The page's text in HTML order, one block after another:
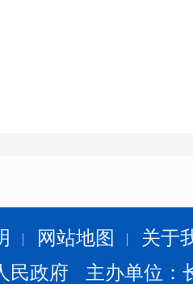
网站地图
关于
民政府 主办单位